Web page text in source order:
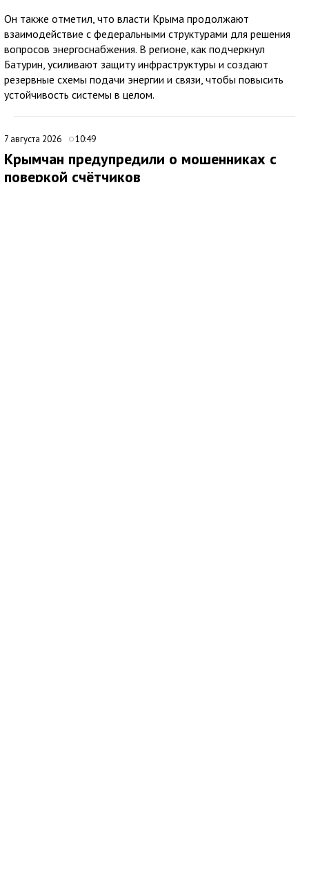
Он также отметил, что власти Крыма продолжают
взаимодействие с федеральными структурами для решения
вопросов энергоснабжения. В регионе, как подчеркнул
Батурин, усиливают защиту инфраструктуры и создают
резервные схемы подачи энергии и связи, чтобы повысить
устойчивость системы в целом.
7 августа 2026 10:49
Крымчан предупредили о мошенниках с
поверкой счётчиков